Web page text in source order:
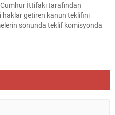
İttifakı tarafından
haklar getiren kanun teklifini
sonunda teklif komisyonda
Teklif kapsamında,
anne ve babalarına